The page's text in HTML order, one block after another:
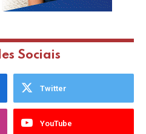
Sociais
Twitter
YouTube